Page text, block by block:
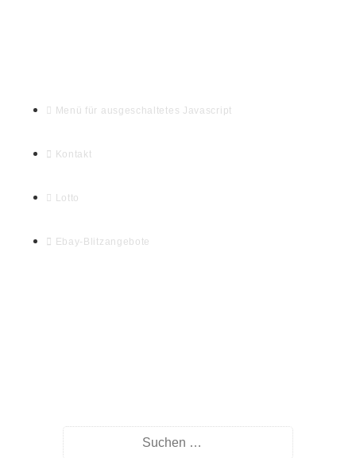
Menü für ausgeschaltetes Javascript
Kontakt
Lotto
Ebay-Blitzangebote